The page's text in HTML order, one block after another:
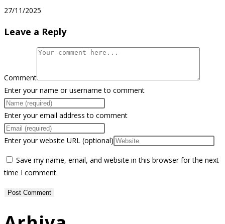
27/11/2025
Leave a Reply
Comment
Enter your name or username to comment
Enter your email address to comment
Enter your website URL (optional)
Save my name, email, and website in this browser for the next
time I comment.